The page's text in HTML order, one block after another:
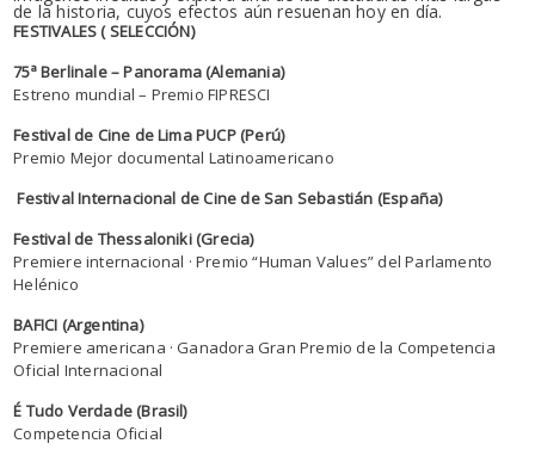
de la historia, cuyos efectos aún resuenan hoy en día.
FESTIVALES (SELECCIÓN)
75ª Berlinale– Panorama (Alemania)
Estreno mundial – Premio FIPRESCI
Festival de Cine de Lima PUCP (Perú)
Premio Mejor documental Latinoamericano
Festival Internacional de Cine de San Sebastián (España)
Festival de Thessaloniki (Grecia)
Premiere internacional · Premio “Human Values” del Parlamento
Helénico
BAFICI (Argentina)
Premiere americana · Ganadora Gran Premio de la Competencia
Oficial Internacional
É Tudo Verdade (Brasil)
Competencia Oficial